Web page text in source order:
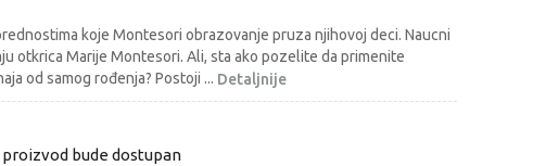
koje Montesori obrazovanje pruza njihovoj deci. Naucni
otkrica Marije Montesori. Ali, sta ako pozelite da primenite
od samog rođenja? Postoji ... Detaljnije
bude dostupan